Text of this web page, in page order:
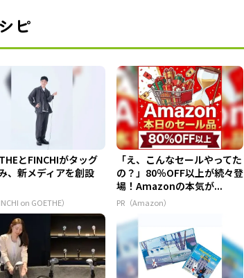
ピ
とFINCHIがタッグ
、新メディアを創設
on GOETHE）
「え、こんなセールやってた
の？」80％OFF以上が続々登
場！Amazonの本気が...
PR（Amazon）